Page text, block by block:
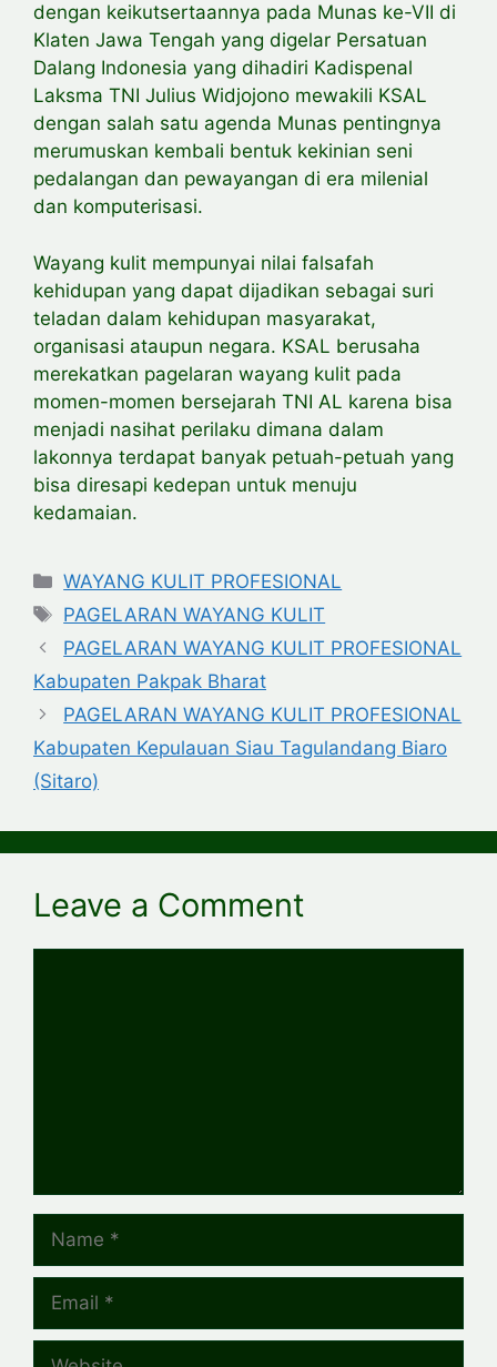
dengan keikutsertaannya pada Munas ke-VII di
Klaten Jawa Tengah yang digelar Persatuan
Dalang Indonesia yang dihadiri Kadispenal
Laksma TNI Julius Widjojono mewakili KSAL
dengan salah satu agenda Munas pentingnya
merumuskan kembali bentuk kekinian seni
pedalangan dan pewayangan di era milenial
dan komputerisasi.
Wayang kulit mempunyai nilai falsafah
kehidupan yang dapat dijadikan sebagai suri
teladan dalam kehidupan masyarakat,
organisasi ataupun negara. KSAL berusaha
merekatkan pagelaran wayang kulit pada
momen-momen bersejarah TNI AL karena bisa
menjadi nasihat perilaku dimana dalam
lakonnya terdapat banyak petuah-petuah yang
bisa diresapi kedepan untuk menuju
kedamaian.
Categories
WAYANG KULIT PROFESIONAL
Tags
PAGELARAN WAYANG KULIT
PAGELARAN WAYANG KULIT PROFESIONAL
Kabupaten Pakpak Bharat
PAGELARAN WAYANG KULIT PROFESIONAL
Kabupaten Kepulauan Siau Tagulandang Biaro
(Sitaro)
Leave a Comment